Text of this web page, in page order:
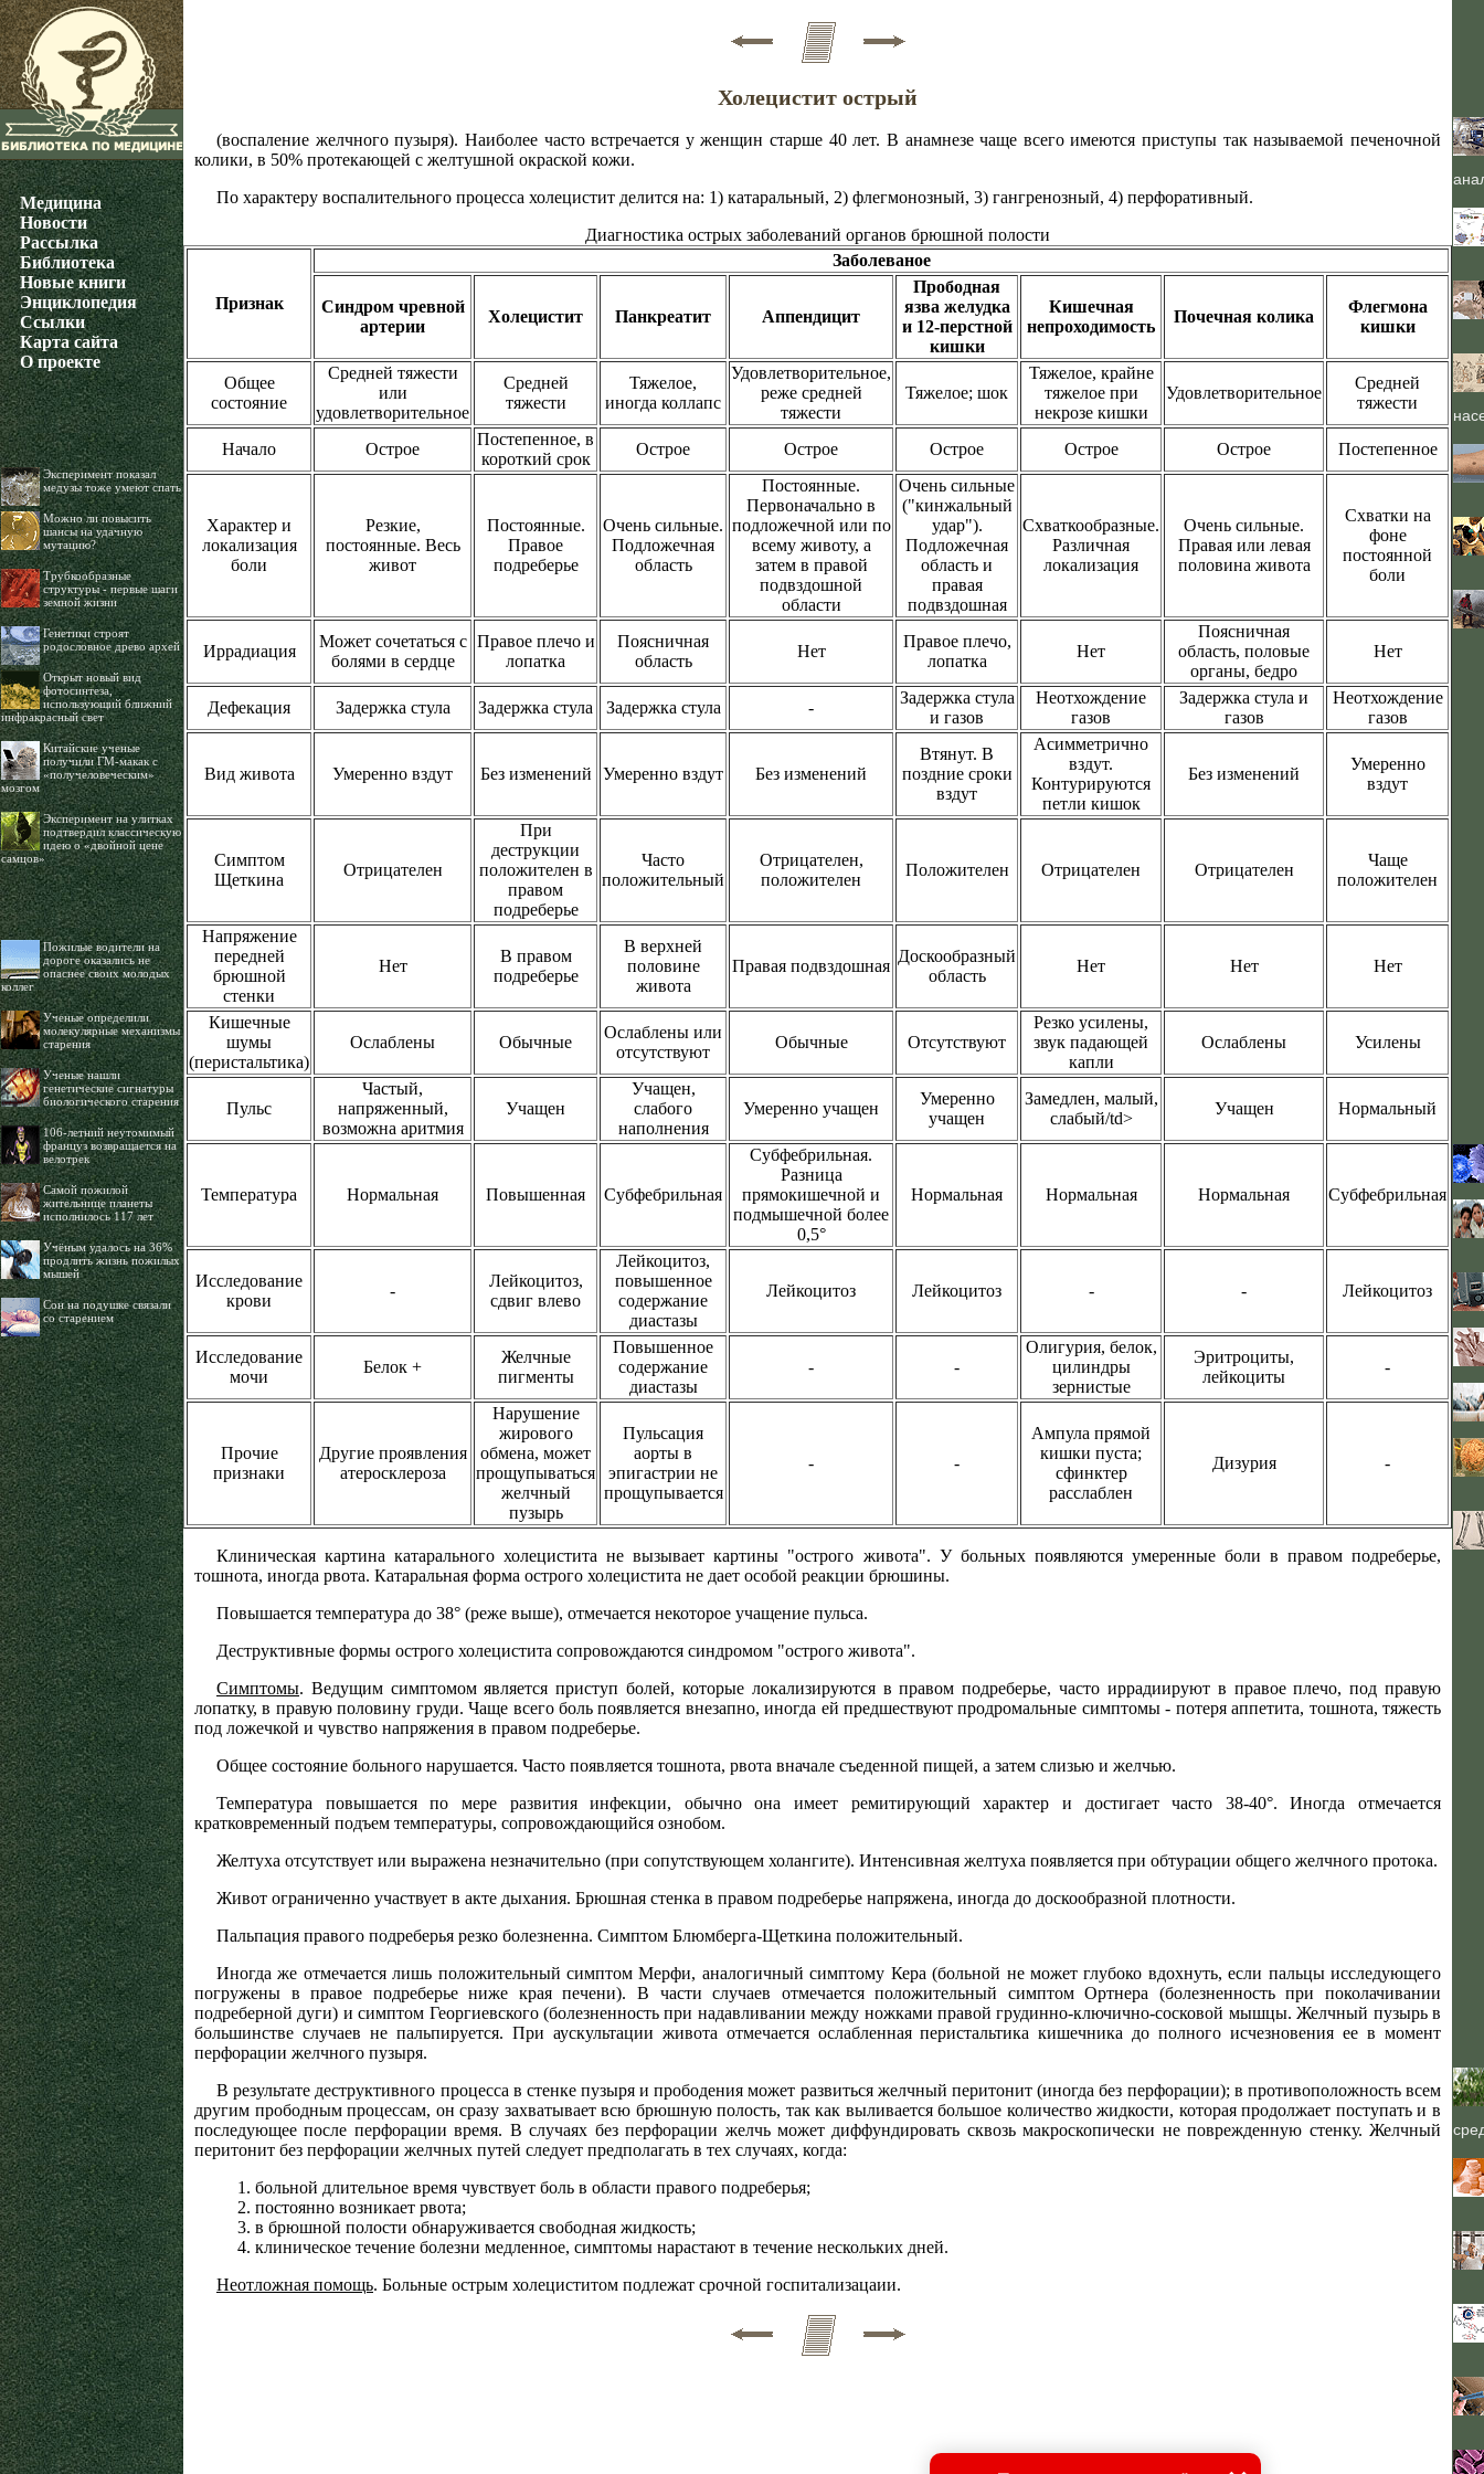
Медицина
Новости
Рассылка
Библиотека
Новые книги
Энциклопедия
Ссылки
Карта сайта
О проекте
Эксперимент показал
медузы тоже умеют спать
Можно ли повысить
шансы на удачную
мутацию?
Трубкообразные
структуры - первые шаги
земной жизни
Генетики строят
родословное древо архей
Открыт новый вид
фотосинтеза,
использующий ближний
инфракрасный свет
Китайские ученые
получили ГМ-макак с
«получеловеческим»
мозгом
Эксперимент на улитках
подтвердил классическую
идею о «двойной цене
самцов»
Пожилые водители на
дороге оказались не
опаснее своих молодых
коллег
Ученые определили
молекулярные механизмы
старения
Ученые нашли
генетические сигнатуры
биологического старения
106-летний неутомимый
француз возвращается на
велотрек
Самой пожилой
жительнице планеты
исполнилось 117 лет
Учёным удалось на 36%
продлить жизнь пожилых
мышей
Сон на подушке связали
со старением
Холецистит острый
(воспаление желчного пузыря). Наиболее часто встречается у женщин старше 40 лет. В анамнезе чаще всего имеются приступы так называемой печеночной
колики, в 50% протекающей с желтушной окраской кожи.
По характеру воспалительного процесса холецистит делится на: 1) катаральный, 2) флегмонозный, 3) гангренозный, 4) перфоративный.
Диагностика острых заболеваний органов брюшной полости
Признак
Заболеваное
Синдром чревной
артерии
Холецистит Панкреатит Аппендицит
Прободная
язва желудка
и 12-перстной
кишки
Кишечная
непроходимость
Почечная колика
Флегмона
кишки
Общее
состояние
Средней тяжести
или
удовлетворительное
Средней
тяжести
Тяжелое,
иногда коллапс
Удовлетворительное,
реже средней
тяжести
Тяжелое; шок
Тяжелое, крайне
тяжелое при
некрозе кишки
Удовлетворительное
Средней
тяжести
Начало Острое
Постепенное, в
короткий срок
Острое Острое Острое Острое Острое Постепенное
Характер и
локализация
боли
Резкие,
постоянные. Весь
живот
Постоянные.
Правое
подреберье
Очень сильные.
Подложечная
область
Постоянные.
Первоначально в
подложечной или по
всему животу, а
затем в правой
подвздошной
области
Очень сильные
("кинжальный
удар").
Подложечная
область и
правая
подвздошная
Схваткообразные.
Различная
локализация
Очень сильные.
Правая или левая
половина живота
Схватки на
фоне
постоянной
боли
Иррадиация
Может сочетаться с
болями в сердце
Правое плечо и
лопатка
Поясничная
область
Нет
Правое плечо,
лопатка
Нет
Поясничная
область, половые
органы, бедро
Нет
Дефекация Задержка стула Задержка стула Задержка стула -
Задержка стула
и газов
Неотхождение
газов
Задержка стула и
газов
Неотхождение
газов
Вид живота Умеренно вздут Без изменений Умеренно вздут Без изменений
Втянут. В
поздние сроки
вздут
Асимметрично
вздут.
Контурируются
петли кишок
Без изменений
Умеренно
вздут
Симптом
Щеткина
Отрицателен
При
деструкции
положителен в
правом
подреберье
Часто
положительный
Отрицателен,
положителен
Положителен Отрицателен Отрицателен
Чаще
положителен
Напряжение
передней
брюшной
стенки
Нет
В правом
подреберье
В верхней
половине
живота
Правая подвздошная
Доскообразный
область
Нет Нет Нет
Кишечные
шумы
(перистальтика)
Ослаблены Обычные
Ослаблены или
отсутствуют
Обычные Отсутствуют
Резко усилены,
звук падающей
капли
Ослаблены Усилены
Пульс
Частый,
напряженный,
возможна аритмия
Учащен
Учащен,
слабого
наполнения
Умеренно учащен
Умеренно
учащен
Замедлен, малый,
слабый/td>
Учащен Нормальный
Температура Нормальная Повышенная Субфебрильная
Субфебрильная.
Разница
прямокишечной и
подмышечной более
0,5°
Нормальная Нормальная Нормальная Субфебрильная
Исследование
крови
-
Лейкоцитоз,
сдвиг влево
Лейкоцитоз,
повышенное
содержание
диастазы
Лейкоцитоз Лейкоцитоз - - Лейкоцитоз
Исследование
мочи
Белок +
Желчные
пигменты
Повышенное
содержание
диастазы
- -
Олигурия, белок,
цилиндры
зернистые
Эритроциты,
лейкоциты
-
Прочие
признаки
Другие проявления
атеросклероза
Нарушение
жирового
обмена, может
прощупываться
желчный
пузырь
Пульсация
аорты в
эпигастрии не
прощупывается
- -
Ампула прямой
кишки пуста;
сфинктер
расслаблен
Дизурия -
Клиническая картина катарального холецистита не вызывает картины "острого живота". У больных появляются умеренные боли в правом подреберье,
тошнота, иногда рвота. Катаральная форма острого холецистита не дает особой реакции брюшины.
Повышается температура до 38° (реже выше), отмечается некоторое учащение пульса.
Деструктивные формы острого холецистита сопровождаются синдромом "острого живота".
Симптомы. Ведущим симптомом является приступ болей, которые локализируются в правом подреберье, часто иррадиируют в правое плечо, под правую
лопатку, в правую половину груди. Чаще всего боль появляется внезапно, иногда ей предшествуют продромальные симптомы - потеря аппетита, тошнота, тяжесть
под ложечкой и чувство напряжения в правом подреберье.
Общее состояние больного нарушается. Часто появляется тошнота, рвота вначале съеденной пищей, а затем слизью и желчью.
Температура повышается по мере развития инфекции, обычно она имеет ремитирующий характер и достигает часто 38-40°. Иногда отмечается
кратковременный подъем температуры, сопровождающийся ознобом.
Желтуха отсутствует или выражена незначительно (при сопутствующем холангите). Интенсивная желтуха появляется при обтурации общего желчного протока.
Живот ограниченно участвует в акте дыхания. Брюшная стенка в правом подреберье напряжена, иногда до доскообразной плотности.
Пальпация правого подреберья резко болезненна. Симптом Блюмберга-Щеткина положительный.
Иногда же отмечается лишь положительный симптом Мерфи, аналогичный симптому Кера (больной не может глубоко вдохнуть, если пальцы исследующего
погружены в правое подреберье ниже края печени). В части случаев отмечается положительный симптом Ортнера (болезненность при поколачивании
подреберной дуги) и симптом Георгиевского (болезненность при надавливании между ножками правой грудинно-ключично-сосковой мышцы. Желчный пузырь в
большинстве случаев не пальпируется. При аускультации живота отмечается ослабленная перистальтика кишечника до полного исчезновения ее в момент
перфорации желчного пузыря.
В результате деструктивного процесса в стенке пузыря и прободения может развиться желчный перитонит (иногда без перфорации); в противоположность всем
другим прободным процессам, он сразу захватывает всю брюшную полость, так как выливается большое количество жидкости, которая продолжает поступать и в
последующее после перфорации время. В случаях без перфорации желчь может диффундировать сквозь макроскопически не поврежденную стенку. Желчный
перитонит без перфорации желчных путей следует предполагать в тех случаях, когда:
больной длительное время чувствует боль в области правого подреберья;
постоянно возникает рвота;
в брюшной полости обнаруживается свободная жидкость;
клиническое течение болезни медленное, симптомы нарастают в течение нескольких дней.
Неотложная помощь. Больные острым холециститом подлежат срочной госпитализацаии.